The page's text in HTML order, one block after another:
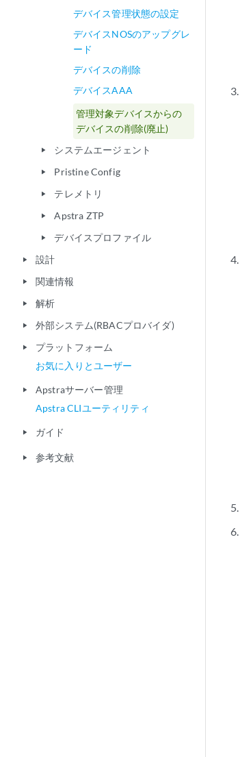
デバイス管理状態の設定
デバイスNOSのアップグレ
ード
デバイスの削除
デバイスAAA
管理対象デバイスからの
デバイスの削除(廃止)
play_arrow システムエージェント
play_arrow Pristine Config
play_arrow テレメトリ
play_arrow Apstra ZTP
play_arrow デバイスプロファイル
play_arrow 設計
play_arrow 関連情報
play_arrow 解析
play_arrow 外部システム(RBACプロバイダ)
play_arrow
プラットフォーム
お気に入りとユーザー
play_arrow
Apstraサーバー管理
Apstra CLIユーティリティ
play_arrow ガイド
play_arrow 参考文献